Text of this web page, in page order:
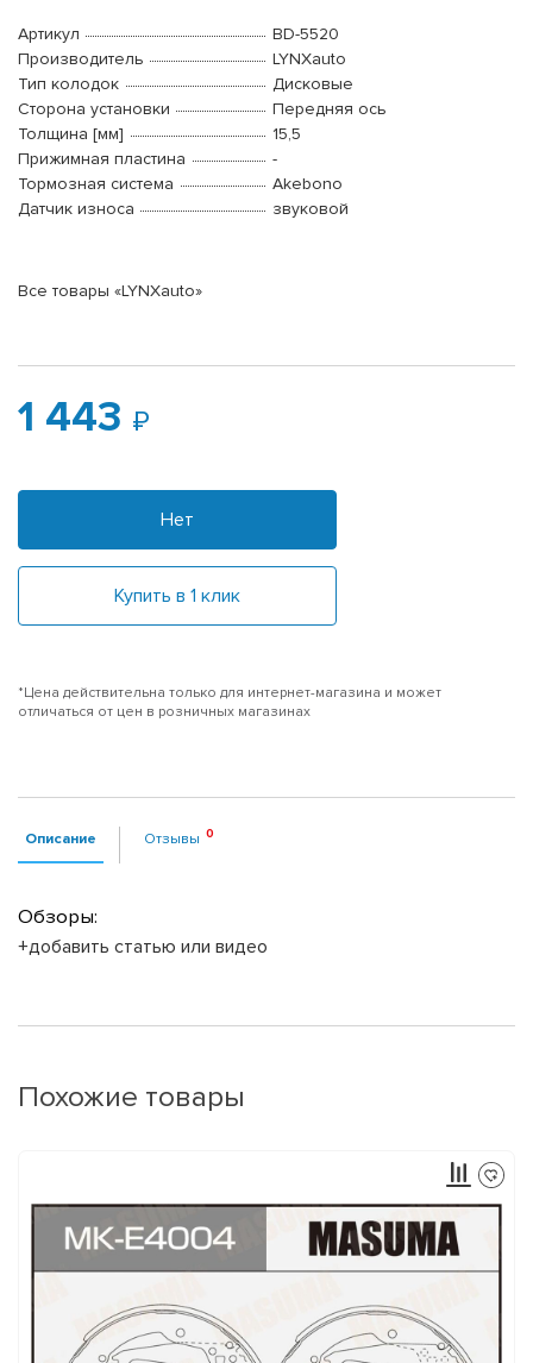
Артикул
BD-5520
Производитель
LYNXauto
Тип колодок
Дисковые
Сторона установки
Передняя ось
Толщина [мм]
15,5
Прижимная пластина
-
Тормозная система
Akebono
Датчик износа
звуковой
Все товары «LYNXauto»
1 443
Нет
Купить в 1 клик
*Цена действительна только для интернет-магазина и может
отличаться от цен в розничных магазинах
Описание Отзывы
Обзоры:
+добавить статью или видео
Похожие товары